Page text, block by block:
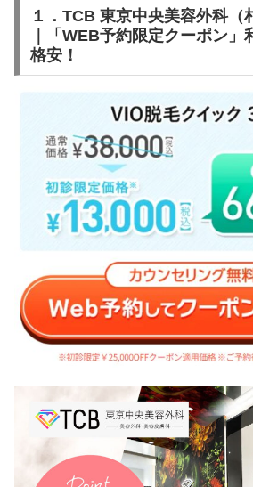
１．TCB 東京中央美容外科（
｜「WEB予約限定クーポン」
格安！